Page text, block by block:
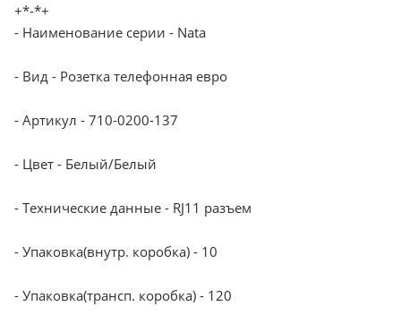
+*-*+
- Наименование серии - Nata
- Вид - Розетка телефонная евро
- Артикул - 710-0200-137
- Цвет - Белый/Белый
- Технические данные - RJ11 разъем
- Упаковка(внутр. коробка) - 10
- Упаковка(трансп. коробка) - 120